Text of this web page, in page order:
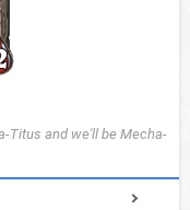
Titus and we'll be Mecha-